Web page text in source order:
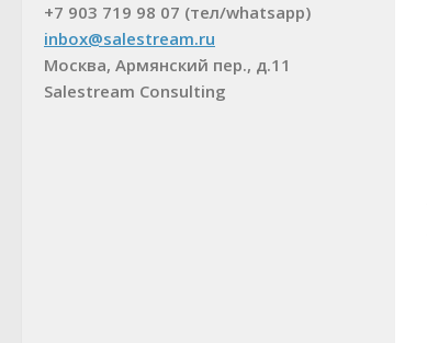
+7 903 719 98 07 (тел/whatsapp)
inbox@salestream.ru
Москва, Армянский пер., д.11
Salestream Consulting